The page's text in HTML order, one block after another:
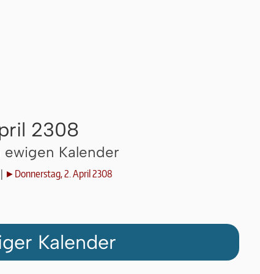
2308
Kalender
►Donnerstag, 2. April 2308
Kalender